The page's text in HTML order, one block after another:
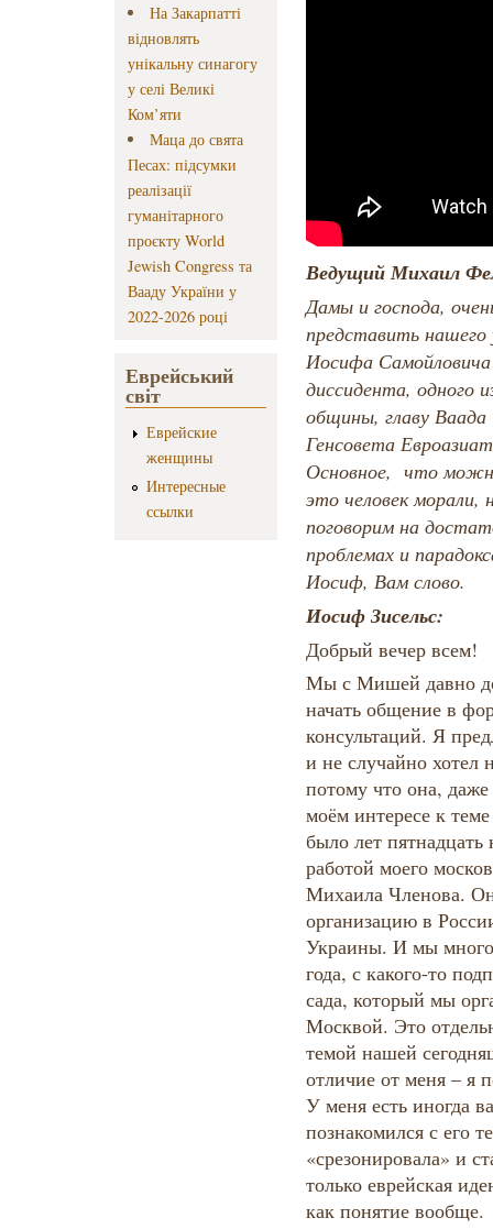
На Закарпатті
відновлять
унікальну синагогу
у селі Великі
Ком’яти
Маца до свята
Песах: підсумки
реалізації
гуманітарного
проєкту World
Jewish Congress та
Вааду України у
2022-2026 році
Еврейський
світ
Еврейские
женщины
Интересные
ссылки
Ведущий Михаил
Дамы и господа,
представить
Иосифа
диссидента, одного
общины, главу
Генсовета
Основное, что
это человек морали,
поговорим на
проблемах и
Иосиф, Вам слово.
Иосиф Зисельс:
Добрый вечер всем!
Мы с Мишей давно
начать общение в
консультаций. Я
и не случайно хотел
потому что она,
моём интересе к
было лет пятнадцать
работой моего
Михаила Членова.
организацию в
Украины. И мы много
года, с какого-то
сада, который мы
Москвой. Это
темой нашей
отличие от меня – я
У меня есть иногда
познакомился с его
«срезонировала» и
только еврейская
как понятие вообще.